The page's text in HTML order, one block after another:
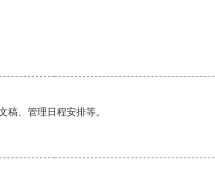
、管理日程安排等。